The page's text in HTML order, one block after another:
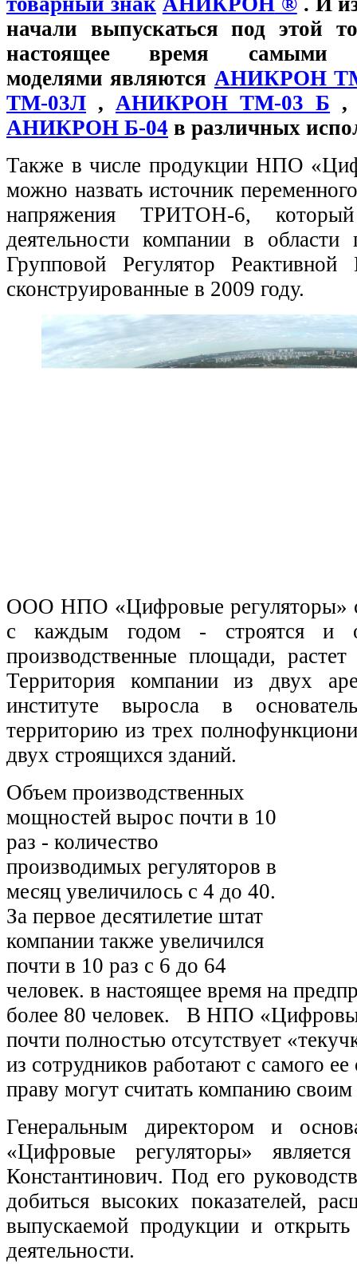
начали выпускаться под этой
настоящее время самыми
моделями являются АНИКРОН
ТМ-03Л ,АНИКРОН ТМ-03 Б
АНИКРОН Б-04 в различных
Также в числе продукции НПО
можно назвать источник
напряжения ТРИТОН-6,
деятельности компании в области
Групповой Регулятор
сконструированные в 2009 году.
ООО НПО «Цифровые регуляторы»
с каждым годом - строятся и
производственные площади,
Территория компании из двух
институте выросла в
территорию из трех
двух строящихся зданий.
Объем производственных
мощностей вырос почти в 10
раз - количество
производимых регуляторов в
месяц увеличилось с 4 до 40.
За первое десятилетие штат
компании также увеличился
почти в 10 раз с 6 до 64
человек. в настоящее время на
более 80 человек. В НПО
почти полностью отсутствует
из сотрудников работают с самого
праву могут считать компанию
Генеральным директором и
«Цифровые регуляторы»
Константинович. Под его
добиться высоких показателей,
выпускаемой продукции и
деятельности.